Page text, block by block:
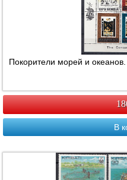
Покорители морей и
В